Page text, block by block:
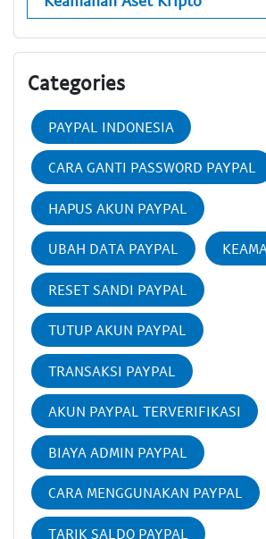
Categories
PAYPAL INDONESIA
CARA GANTI PASSWORD PAYPAL
HAPUS AKUN PAYPAL
UBAH DATA PAYPAL
RESET SANDI PAYPAL
TUTUP AKUN PAYPAL
TRANSAKSI PAYPAL
AKUN PAYPAL TERVERIFIKASI
BIAYA ADMIN PAYPAL
CARA MENGGUNAKAN PAYPAL
TARIK SALDO PAYPAL